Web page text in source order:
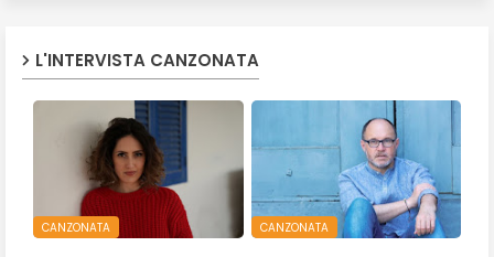
L'INTERVISTA CANZONATA
CANZONATA CANZONATA